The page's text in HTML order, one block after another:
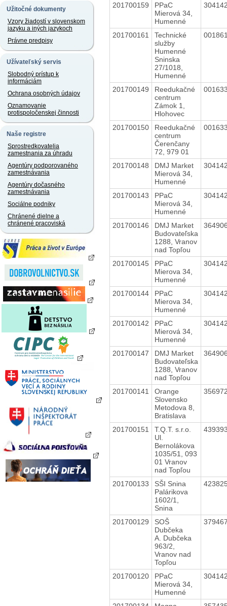
Užitočné dokumenty
Vzory žiadostí v slovenskom
jazyku a iných jazykoch
Právne predpisy
Užívateľský servis
Slobodný prístup k
informáciám
Ochrana osobných údajov
Oznamovanie
protispoločenskej činnosti
Naše registre
Sprostredkovatelia
zamestnania za úhradu
Agentúry podporovaného
zamestnávania
Agentúry dočasného
zamestnávania
Sociálne podniky
Chránené dielne a
chránené pracoviská
201700159
PPaC
Mierová 34,
Humenné
201700161
Technické
služby
Humenné
Sninska
27/1018,
Humenné
201700149
Reedukačné
centrum
Zámok 1,
Hlohovec
201700150
Reedukačné
centrum
Čerenčany
72, 979 01
201700148
DMJ Market
Mierová 34,
Humenné
201700143
PPaC
Mierová 34,
Humenné
201700146
DMJ Market
Budovateľska
1288, Vranov
nad Topľou
201700145
PPaC
Mierova 34,
Humenné
201700144
PPaC
Mierova 34,
Humenné
201700142
PPaC
Mierová 34,
Humenné
201700147
DMJ Market
Budovateľska
1288, Vranov
nad Topľou
201700141
Orange
Slovensko
Metodova 8,
Bratislava
201700151
T.Q.T. s.r.o.
Ul.
Bernolákova
1035/51, 093
01 Vranov
nad Topľou
201700133
SŠI Snina
Palárikova
1602/1,
Snina
201700129
SOŠ
Dubčeka
A. Dubčeka
963/2,
Vranov nad
Topľou
201700120
PPaC
Mierová 34,
Humenné